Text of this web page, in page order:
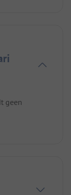
geen